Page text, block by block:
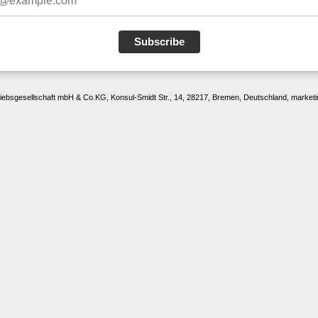
Subscribe
mbH & Co.KG, Konsul-Smidt Str., 14, 28217, Bremen, Deutschland,